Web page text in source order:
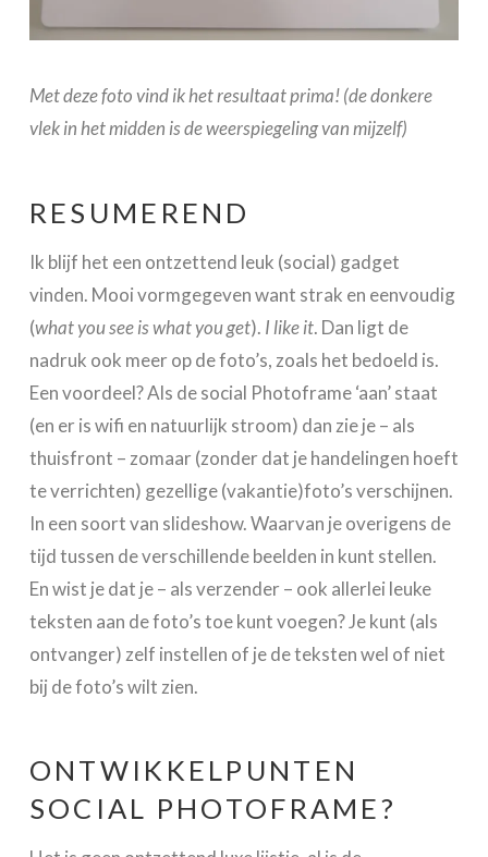
Met deze foto vind ik het resultaat prima! (de donkere
vlek in het midden is de weerspiegeling van mijzelf)
RESUMEREND
Ik blijf het een ontzettend leuk (social) gadget
vinden. Mooi vormgegeven want strak en eenvoudig
(what you see is what you get). I like it. Dan ligt de
nadruk ook meer op de foto’s, zoals het bedoeld is.
Een voordeel? Als de social Photoframe ‘aan’ staat
(en er is wifi en natuurlijk stroom) dan zie je – als
thuisfront – zomaar (zonder dat je handelingen hoeft
te verrichten) gezellige (vakantie)foto’s verschijnen.
In een soort van slideshow. Waarvan je overigens de
tijd tussen de verschillende beelden in kunt stellen.
En wist je dat je – als verzender – ook allerlei leuke
teksten aan de foto’s toe kunt voegen? Je kunt (als
ontvanger) zelf instellen of je de teksten wel of niet
bij de foto’s wilt zien.
ONTWIKKELPUNTEN
SOCIAL PHOTOFRAME?